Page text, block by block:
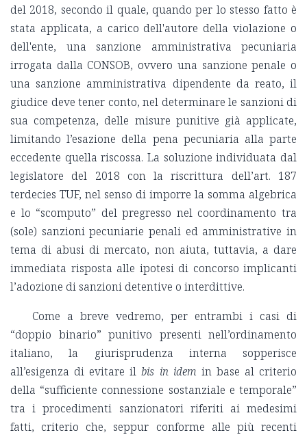
del 2018, secondo il quale, quando per lo stesso fatto è
stata applicata, a carico dell'autore della violazione o
dell'ente, una sanzione amministrativa pecuniaria
irrogata dalla CONSOB, ovvero una sanzione penale o
una sanzione amministrativa dipendente da reato, il
giudice deve tener conto, nel determinare le sanzioni di
sua competenza, delle misure punitive già applicate,
limitando l’esazione della pena pecuniaria alla parte
eccedente quella riscossa. La soluzione individuata dal
legislatore del 2018 con la riscrittura dell’art. 187
terdecies TUF, nel senso di imporre la somma algebrica
e lo “scomputo” del pregresso nel coordinamento tra
(sole) sanzioni pecuniarie penali ed amministrative in
tema di abusi di mercato, non aiuta, tuttavia, a dare
immediata risposta alle ipotesi di concorso implicanti
l’adozione di sanzioni detentive o interdittive.
Come a breve vedremo, per entrambi i casi di
“doppio binario” punitivo presenti nell’ordinamento
italiano, la giurisprudenza interna sopperisce
all’esigenza di evitare ilbis in idem in base al criterio
della “sufficiente connessione sostanziale e temporale”
tra i procedimenti sanzionatori riferiti ai medesimi
fatti, criterio che, seppur conforme alle più recenti